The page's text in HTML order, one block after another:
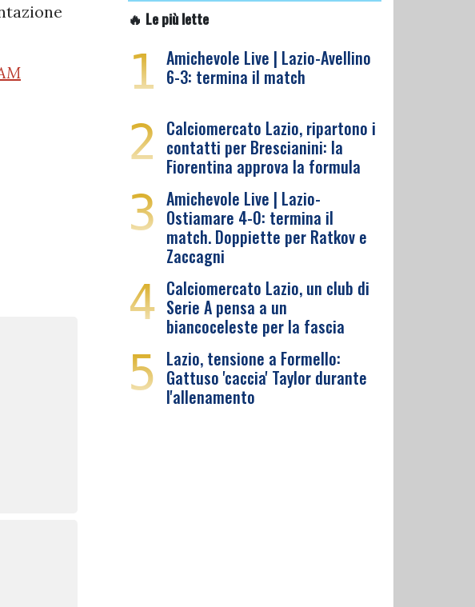
🔥 Le più lette
1 Amichevole Live | Lazio-Avellino
6-3: termina il match
2 Calciomercato Lazio, ripartono i
contatti per Brescianini: la
Fiorentina approva la formula
3 Amichevole Live | Lazio-
Ostiamare 4-0: termina il
match. Doppiette per Ratkov e
Zaccagni
4 Calciomercato Lazio, un club di
Serie A pensa a un
biancoceleste per la fascia
5 Lazio, tensione a Formello:
Gattuso 'caccia' Taylor durante
l'allenamento